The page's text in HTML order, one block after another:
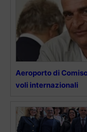
Aeroporto di
voli internazionali